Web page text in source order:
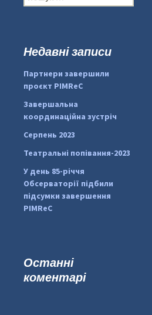
#PipIvanToday
pimrec_project
о
:Недавні записи
Партнери завершили
проєкт PIMReC
Завершальна
координаційна зустріч
Серпень 2023
Театральні попівання-2023
У день 85-річчя
Обсерваторії підбили
підсумки завершення
PIMReC
Останні
коментарі